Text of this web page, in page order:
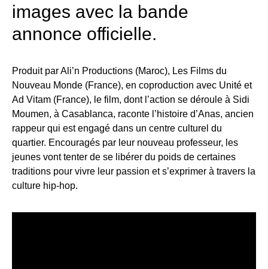
images avec la bande
annonce officielle.
Produit par Ali’n Productions (Maroc), Les Films du
Nouveau Monde (France), en coproduction avec Unité et
Ad Vitam (France), le film, dont l’action se déroule à Sidi
Moumen, à Casablanca, raconte l’histoire d’Anas, ancien
rappeur qui est engagé dans un centre culturel du
quartier. Encouragés par leur nouveau professeur, les
jeunes vont tenter de se libérer du poids de certaines
traditions pour vivre leur passion et s’exprimer à travers la
culture hip-hop.